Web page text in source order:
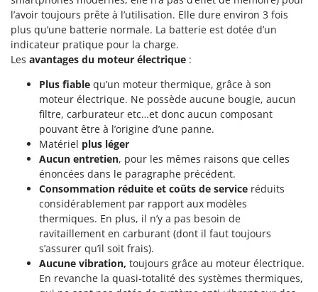
Perches Élagueuses
Pétrins à Spirale
Piscines
Planteuses de pommes de terre pour tracteur
Plateaux de coupe pour tracteur
Plumeuses
Pompes d'irrigation à tracteur
Pompes de transfert
Pompes immergées électriques
Postes à souder
Poussoirs à saucisse
Presses à pellets
Pressoirs à fruits
Francini
G
G3 Ferrari
Garofalo
GeoTech
GeoTech Pro
Gierre
Ginko - MGM
Gipeco
Girmi
GRAEF
Gre
GreenBay
l’avoir toujours prête à l’utilisation. Elle dure environ 3 fois
plus qu’une batterie normale. La batterie est dotée d’un
indicateur pratique pour la charge.
Les avantages du moteur électrique :
Plus fiable qu’un moteur thermique, grâce à son
moteur électrique. Ne possède aucune bougie, aucun
filtre, carburateur etc…et donc aucun composant
pouvant être à l’origine d’une panne.
Matériel plus léger
Aucun entretien, pour les mêmes raisons que celles
énoncées dans le paragraphe précédent.
Consommation réduite et coûts de service réduits
considérablement par rapport aux modèles
thermiques. En plus, il n’y a pas besoin de
ravitaillement en carburant (dont il faut toujours
s’assurer qu’il soit frais).
Aucune vibration, toujours grâce au moteur électrique.
En revanche la quasi-totalité des systèmes thermiques,